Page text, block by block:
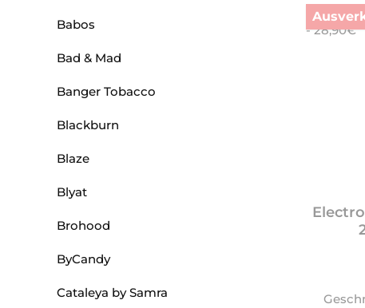
Babos
Bad & Mad
Banger Tobacco
Blackburn
Blaze
Blyat
Brohood
ByCandy
Cataleya by Samra